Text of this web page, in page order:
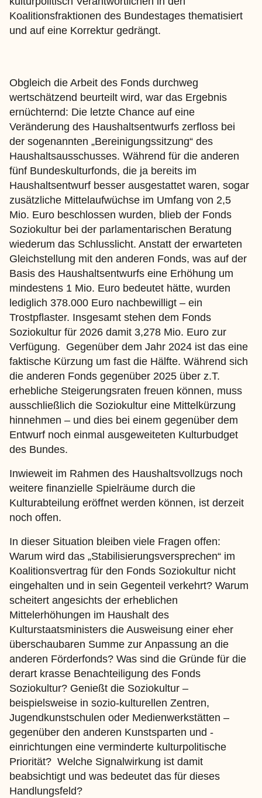
Koalitionsfraktionen des Bundestages thematisiert
und auf eine Korrektur gedrängt.
Obgleich die Arbeit des Fonds durchweg
wertschätzend beurteilt wird, war das Ergebnis
ernüchternd: Die letzte Chance auf eine
Veränderung des Haushaltsentwurfs zerfloss bei
der sogenannten „Bereinigungssitzung“ des
Haushaltsausschusses. Während für die anderen
fünf Bundeskulturfonds, die ja bereits im
Haushaltsentwurf besser ausgestattet waren, sogar
zusätzliche Mittelaufwüchse im Umfang von 2,5
Mio. Euro beschlossen wurden, blieb der Fonds
Soziokultur bei der parlamentarischen Beratung
wiederum das Schlusslicht. Anstatt der erwarteten
Gleichstellung mit den anderen Fonds, was auf der
Basis des Haushaltsentwurfs eine Erhöhung um
mindestens 1 Mio. Euro bedeutet hätte, wurden
lediglich 378.000 Euro nachbewilligt – ein
Trostpflaster. Insgesamt stehen dem Fonds
Soziokultur für 2026 damit 3,278 Mio. Euro zur
Verfügung. Gegenüber dem Jahr 2024 ist das eine
faktische Kürzung um fast die Hälfte. Während sich
die anderen Fonds gegenüber 2025 über z.T.
erhebliche Steigerungsraten freuen können, muss
ausschließlich die Soziokultur eine Mittelkürzung
hinnehmen – und dies bei einem gegenüber dem
Entwurf noch einmal ausgeweiteten Kulturbudget
des Bundes.
Inwieweit im Rahmen des Haushaltsvollzugs noch
weitere finanzielle Spielräume durch die
Kulturabteilung eröffnet werden können, ist derzeit
noch offen.
In dieser Situation bleiben viele Fragen offen:
Warum wird das „Stabilisierungsversprechen“ im
Koalitionsvertrag für den Fonds Soziokultur nicht
eingehalten und in sein Gegenteil verkehrt? Warum
scheitert angesichts der erheblichen
Mittelerhöhungen im Haushalt des
Kulturstaatsministers die Ausweisung einer eher
überschaubaren Summe zur Anpassung an die
anderen Förderfonds? Was sind die Gründe für die
derart krasse Benachteiligung des Fonds
Soziokultur? Genießt die Soziokultur –
beispielsweise in sozio-kulturellen Zentren,
Jugendkunstschulen oder Medienwerkstätten –
gegenüber den anderen Kunstsparten und -
einrichtungen eine verminderte kulturpolitische
Priorität? Welche Signalwirkung ist damit
beabsichtigt und was bedeutet das für dieses
Handlungsfeld?